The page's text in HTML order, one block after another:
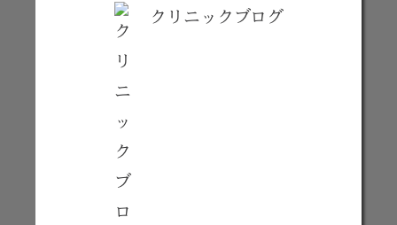
クリニックブログ